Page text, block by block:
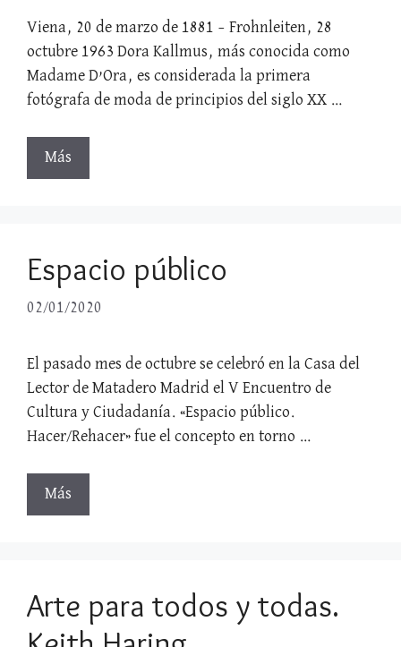
Viena, 20 de marzo de 1881 – Frohnleiten, 28
octubre 1963 Dora Kallmus, más conocida como
Madame D’Ora, es considerada la primera
fotógrafa de moda de principios del siglo XX …
Más
Espacio público
02/01/2020
El pasado mes de octubre se celebró en la Casa del
Lector de Matadero Madrid el V Encuentro de
Cultura y Ciudadanía. «Espacio público.
Hacer/Rehacer» fue el concepto en torno …
Más
Arte para todos y todas.